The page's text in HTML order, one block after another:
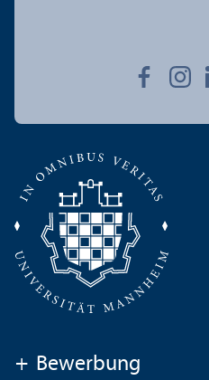
+ Bewerbung